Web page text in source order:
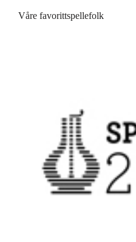
Våre favorittspellefolk